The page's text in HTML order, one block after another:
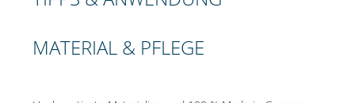
MATERIAL & PFLEGE